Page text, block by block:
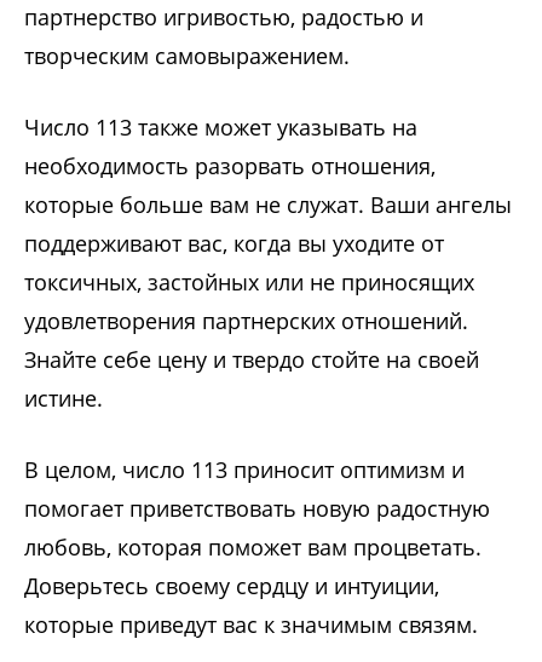
партнерство игривостью, радостью и
творческим самовыражением.
Число 113 также может указывать на
необходимость разорвать отношения,
которые больше вам не служат. Ваши ангелы
поддерживают вас, когда вы уходите от
токсичных, застойных или не приносящих
удовлетворения партнерских отношений.
Знайте себе цену и твердо стойте на своей
истине.
В целом, число 113 приносит оптимизм и
помогает приветствовать новую радостную
любовь, которая поможет вам процветать.
Доверьтесь своему сердцу и интуиции,
которые приведут вас к значимым связям.